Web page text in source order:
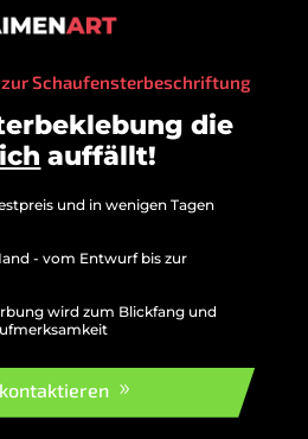
Schaufensterbeschriftung
die
auffällt!
und in wenigen Tagen
- vom Entwurf bis zur
wird zum Blickfang und